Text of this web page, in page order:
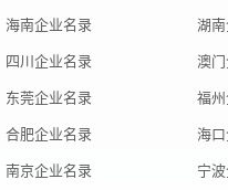
海南企业名录 湖
四川企业名录 澳
东莞企业名录 福
合肥企业名录 海
南京企业名录 宁